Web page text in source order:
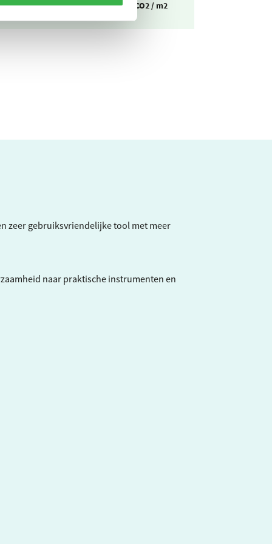
86,4 kg CO2 / m2
zeer gebruiksvriendelijke tool met meer
naar praktische instrumenten en